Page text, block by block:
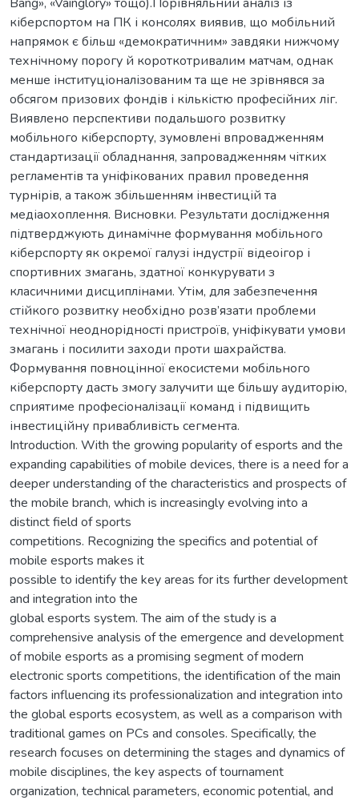
Bang», «Vainglory» тощо).Порівняльний аналіз із
кіберспортом на ПК і консолях виявив, що мобільний
напрямок є більш «демократичним» завдяки нижчому
технічному порогу й короткотривалим матчам, однак
менше інституціоналізованим та ще не зрівнявся за
обсягом призових фондів і кількістю професійних ліг.
Виявлено перспективи подальшого розвитку
мобільного кіберспорту, зумовлені впровадженням
стандартизації обладнання, запровадженням чітких
регламентів та уніфікованих правил проведення
турнірів, а також збільшенням інвестицій та
медіаохоплення. Висновки. Результати дослідження
підтверджують динамічне формування мобільного
кіберспорту як окремої галузі індустрії відеоігор і
спортивних змагань, здатної конкурувати з
класичними дисциплінами. Утім, для забезпечення
стійкого розвитку необхідно розв’язати проблеми
технічної неоднорідності пристроїв, уніфікувати умови
змагань і посилити заходи проти шахрайства.
Формування повноцінної екосистеми мобільного
кіберспорту дасть змогу залучити ще більшу аудиторію,
сприятиме професіоналізації команд і підвищить
інвестиційну привабливість сегмента.
Introduction. With the growing popularity of esports and the
expanding capabilities of mobile devices, there is a need for a
deeper understanding of the characteristics and prospects of
the mobile branch, which is increasingly evolving into a
distinct field of sports
competitions. Recognizing the specifics and potential of
mobile esports makes it
possible to identify the key areas for its further development
and integration into the
global esports system. The aim of the study is a
comprehensive analysis of the emergence and development
of mobile esports as a promising segment of modern
electronic sports competitions, the identification of the main
factors influencing its professionalization and integration into
the global esports ecosystem, as well as a comparison with
traditional games on PCs and consoles. Specifically, the
research focuses on determining the stages and dynamics of
mobile disciplines, the key aspects of tournament
organization, technical parameters, economic potential, and